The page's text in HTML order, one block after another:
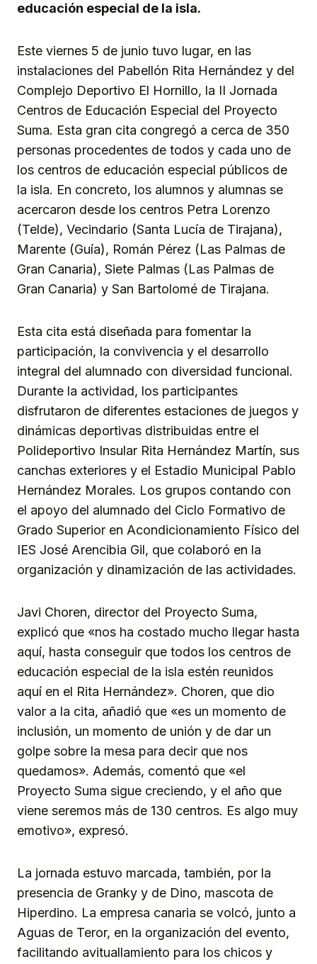
educación especial de la isla.
Este viernes 5 de junio tuvo lugar, en las
instalaciones del Pabellón Rita Hernández y del
Complejo Deportivo El Hornillo, la II Jornada
Centros de Educación Especial del Proyecto
Suma. Esta gran cita congregó a cerca de 350
personas procedentes de todos y cada uno de
los centros de educación especial públicos de
la isla. En concreto, los alumnos y alumnas se
acercaron desde los centros Petra Lorenzo
(Telde), Vecindario (Santa Lucía de Tirajana),
Marente (Guía), Román Pérez (Las Palmas de
Gran Canaria), Siete Palmas (Las Palmas de
Gran Canaria) y San Bartolomé de Tirajana.
Esta cita está diseñada para fomentar la
participación, la convivencia y el desarrollo
integral del alumnado con diversidad funcional.
Durante la actividad, los participantes
disfrutaron de diferentes estaciones de juegos y
dinámicas deportivas distribuidas entre el
Polideportivo Insular Rita Hernández Martín, sus
canchas exteriores y el Estadio Municipal Pablo
Hernández Morales. Los grupos contando con
el apoyo del alumnado del Ciclo Formativo de
Grado Superior en Acondicionamiento Físico del
IES José Arencibia Gil, que colaboró en la
organización y dinamización de las actividades.
Javi Choren, director del Proyecto Suma,
explicó que «nos ha costado mucho llegar hasta
aquí, hasta conseguir que todos los centros de
educación especial de la isla estén reunidos
aquí en el Rita Hernández». Choren, que dio
valor a la cita, añadió que «es un momento de
inclusión, un momento de unión y de dar un
golpe sobre la mesa para decir que nos
quedamos». Además, comentó que «el
Proyecto Suma sigue creciendo, y el año que
viene seremos más de 130 centros. Es algo muy
emotivo», expresó.
La jornada estuvo marcada, también, por la
presencia de Granky y de Dino, mascota de
Hiperdino. La empresa canaria se volcó, junto a
Aguas de Teror, en la organización del evento,
facilitando avituallamiento para los chicos y